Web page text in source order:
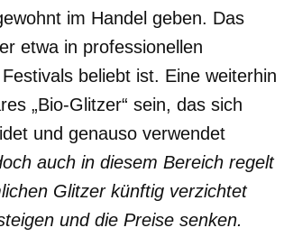
im Handel geben. Das
etwa in professionellen
beliebt ist. Eine weiterhin
„Bio-Glitzer“ sein, das sich
und genauso verwendet
auch in diesem Bereich regelt
Glitzer künftig verzichtet
und die Preise senken.